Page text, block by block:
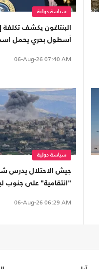
سياسة دولية
البنتاغون يكشف تكلفة
أسطول بحري يحمل اسم
06-Aug-26 07:40 AM
سياسة دولية
جيش الاحتلال يدرس
"انتقامية" على جنوب
06-Aug-26 06:29 AM